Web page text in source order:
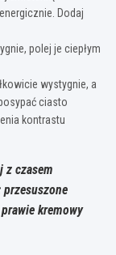
Dodaj
polej je ciepłym
wystygnie, a
ciasto
kontrastu
z czasem
kremowy